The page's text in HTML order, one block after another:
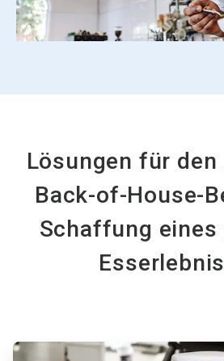
Lösungen für den
Back-of-House-
Schaffung
ArticleTile